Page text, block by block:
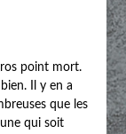
point mort.
Il y en a
que les
qui soit